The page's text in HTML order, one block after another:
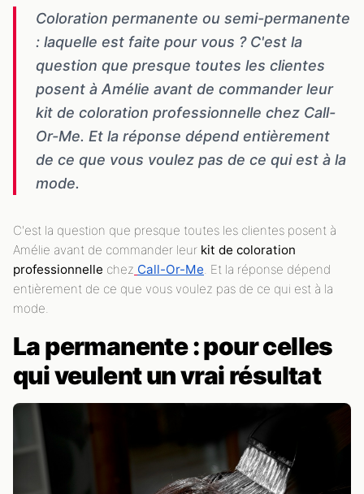
Coloration permanente ou semi-permanente
: laquelle est faite pour vous ? C'est la
question que presque toutes les clientes
posent à Amélie avant de commander leur
kit de coloration professionnelle chez Call-
Or-Me. Et la réponse dépend entièrement
de ce que vous voulez pas de ce qui est à la
mode.
C'est la question que presque toutes les clientes posent à
Amélie avant de commander leur kit de coloration
professionnelle chez Call-Or-Me . Et la réponse dépend
entièrement de ce que vous voulez pas de ce qui est à la
mode.
La permanente : pour celles
qui veulent un vrai résultat